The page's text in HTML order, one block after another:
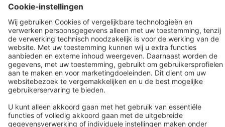
Dräger klantenservice
Over Dräger
Bestellen in onze webshop
Community